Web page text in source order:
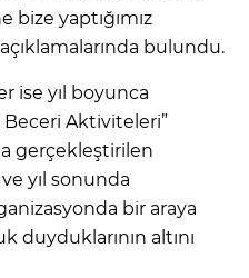
bize yaptığımız
bulundu.
ise yıl boyunca
Beceri Aktiviteleri”
gerçekleştirilen
yıl sonunda
bir araya
altını